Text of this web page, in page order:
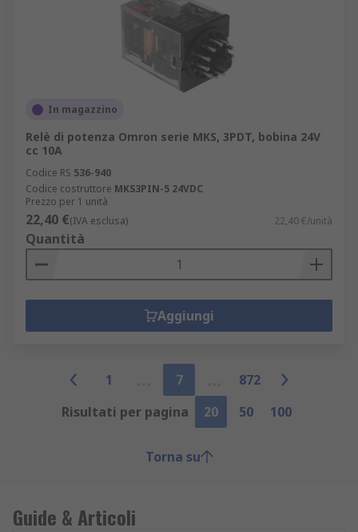
In magazzino
Relè di potenza Omron serie MKS, 3PDT, bobina 24V
cc 10A
Codice RS 536-940
Codice costruttore MKS3PIN-5 24VDC
Prezzo per 1 unità
22,40 €(IVA esclusa) 22,40 €/unità
Quantità
Aggiungi
1 7
872
Risultati per pagina
20 50 100
Torna su
Guide & Articoli